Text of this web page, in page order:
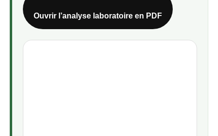
Ouvrir l’analyse laboratoire en PDF